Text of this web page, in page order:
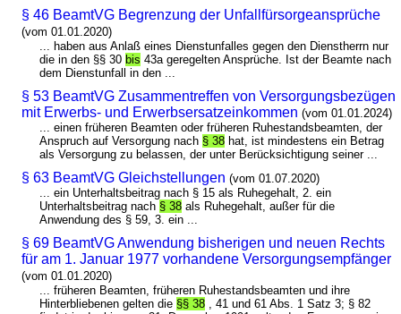
§ 46 BeamtVG Begrenzung der Unfallfürsorgeansprüche
(vom 01.01.2020)
... haben aus Anlaß eines Dienstunfalles gegen den Dienstherrn nur
die in den §§ 30 bis 43a geregelten Ansprüche. Ist der Beamte nach
dem Dienstunfall in den ...
§ 53 BeamtVG Zusammentreffen von Versorgungsbezügen
mit Erwerbs- und Erwerbsersatzeinkommen (vom 01.01.2024)
... einen früheren Beamten oder früheren Ruhestandsbeamten, der
Anspruch auf Versorgung nach § 38 hat, ist mindestens ein Betrag
als Versorgung zu belassen, der unter Berücksichtigung seiner ...
§ 63 BeamtVG Gleichstellungen (vom 01.07.2020)
... ein Unterhaltsbeitrag nach § 15 als Ruhegehalt, 2. ein
Unterhaltsbeitrag nach § 38 als Ruhegehalt, außer für die
Anwendung des § 59, 3. ein ...
§ 69 BeamtVG Anwendung bisherigen und neuen Rechts
für am 1. Januar 1977 vorhandene Versorgungsempfänger
(vom 01.01.2020)
... früheren Beamten, früheren Ruhestandsbeamten und ihre
Hinterbliebenen gelten die §§ 38 , 41 und 61 Abs. 1 Satz 3; § 82